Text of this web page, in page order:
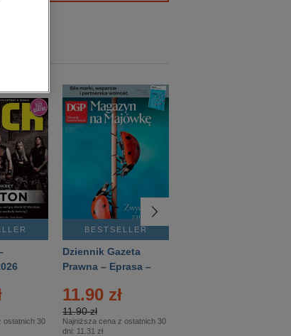
ostatnich 30
BESTSELLER
Dziennik Gazeta
Prawna – Eprasa –
11.90 zł
11.90 zł
Najniższa cena z ostatnich 30
dni: 11.31 zł